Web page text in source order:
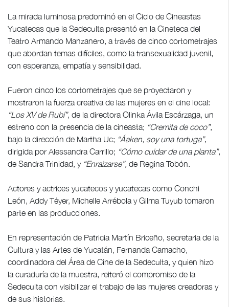
La mirada luminosa predominó en el Ciclo de Cineastas
Yucatecas que la Sedeculta presentó en la Cineteca del
Teatro Armando Manzanero, a través de cinco cortometrajes
que abordan temas difíciles, como la transexualidad juvenil,
con esperanza, empatía y sensibilidad.
Fueron cinco los cortometrajes que se proyectaron y
mostraron la fuerza creativa de las mujeres en el cine local:
“Los XV de Rubí”, de la directora Olinka Ávila Escárzaga, un
estreno con la presencia de la cineasta; “Cremita de coco”,
bajo la dirección de Martha Uc; “Áaken, soy una tortuga”,
dirigida por Alessandra Carrillo; “Cómo cuidar de una planta”,
de Sandra Trinidad, y “Enraizarse”, de Regina Tobón.
Actores y actrices yucatecos y yucatecas como Conchi
León, Addy Téyer, Michelle Arrébola y Gilma Tuyub tomaron
parte en las producciones.
En representación de Patricia Martín Briceño, secretaria de la
Cultura y las Artes de Yucatán, Fernanda Camacho,
coordinadora del Área de Cine de la Sedeculta, y quien hizo
la curaduría de la muestra, reiteró el compromiso de la
Sedeculta con visibilizar el trabajo de las mujeres creadoras y
de sus historias.